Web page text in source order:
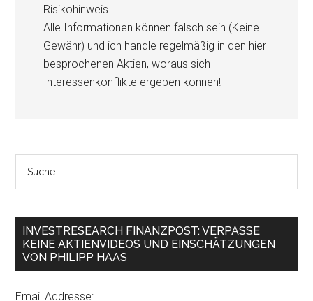
Risikohinweis
Alle Informationen können falsch sein (Keine
Gewähr) und ich handle regelmäßig in den hier
besprochenen Aktien, woraus sich
Interessenkonflikte ergeben können!
INVESTRESEARCH FINANZPOST: VERPASSE
KEINE AKTIENVIDEOS UND EINSCHÄTZUNGEN
VON PHILIPP HAAS
Email Addresse: